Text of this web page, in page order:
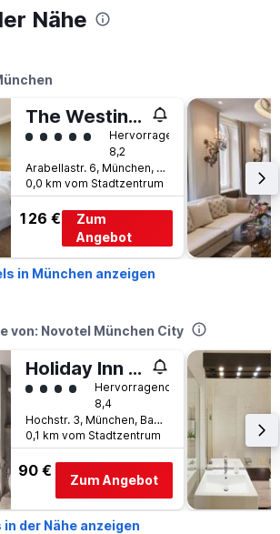
Nähe
The Westin Grand Munich
Bewertungskategorie 5
Hervorragend
8,2
Arabellastr. 6, München, Bayern, Deutschland
0,0 km vom Stadtzentrum
126 €
Zum
Angebot
in München anzeigen
von: Novotel München City
Holiday Inn Munich - City Centre By IHG
Bewertungskategorie 4
Hervorragend
8,4
Hochstr. 3, München, Bayern, Deutschland
0,1 km vom Stadtzentrum
90 €
Zum Angebot
der Nähe anzeigen